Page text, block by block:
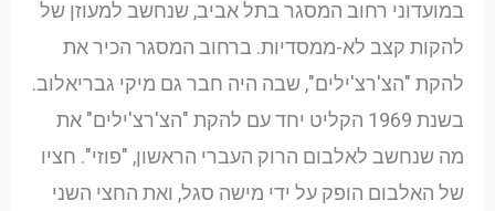
במועדוני רחוב המסגר בתל אביב, שנחשב למעוזן של
להקות קצב לא-ממסדיות. ברחוב המסגר הכיר את
להקת "הצ'רצ'ילים", שבה היה חבר גם מיקי גבריאלוב.
בשנת 1969 הקליט יחד עם להקת "הצ'רצ'ילים" את
מה שנחשב לאלבום הרוק העברי הראשון, "פוזי". חציו
של האלבום הופק על ידי מישה סגל, ואת החצי השני